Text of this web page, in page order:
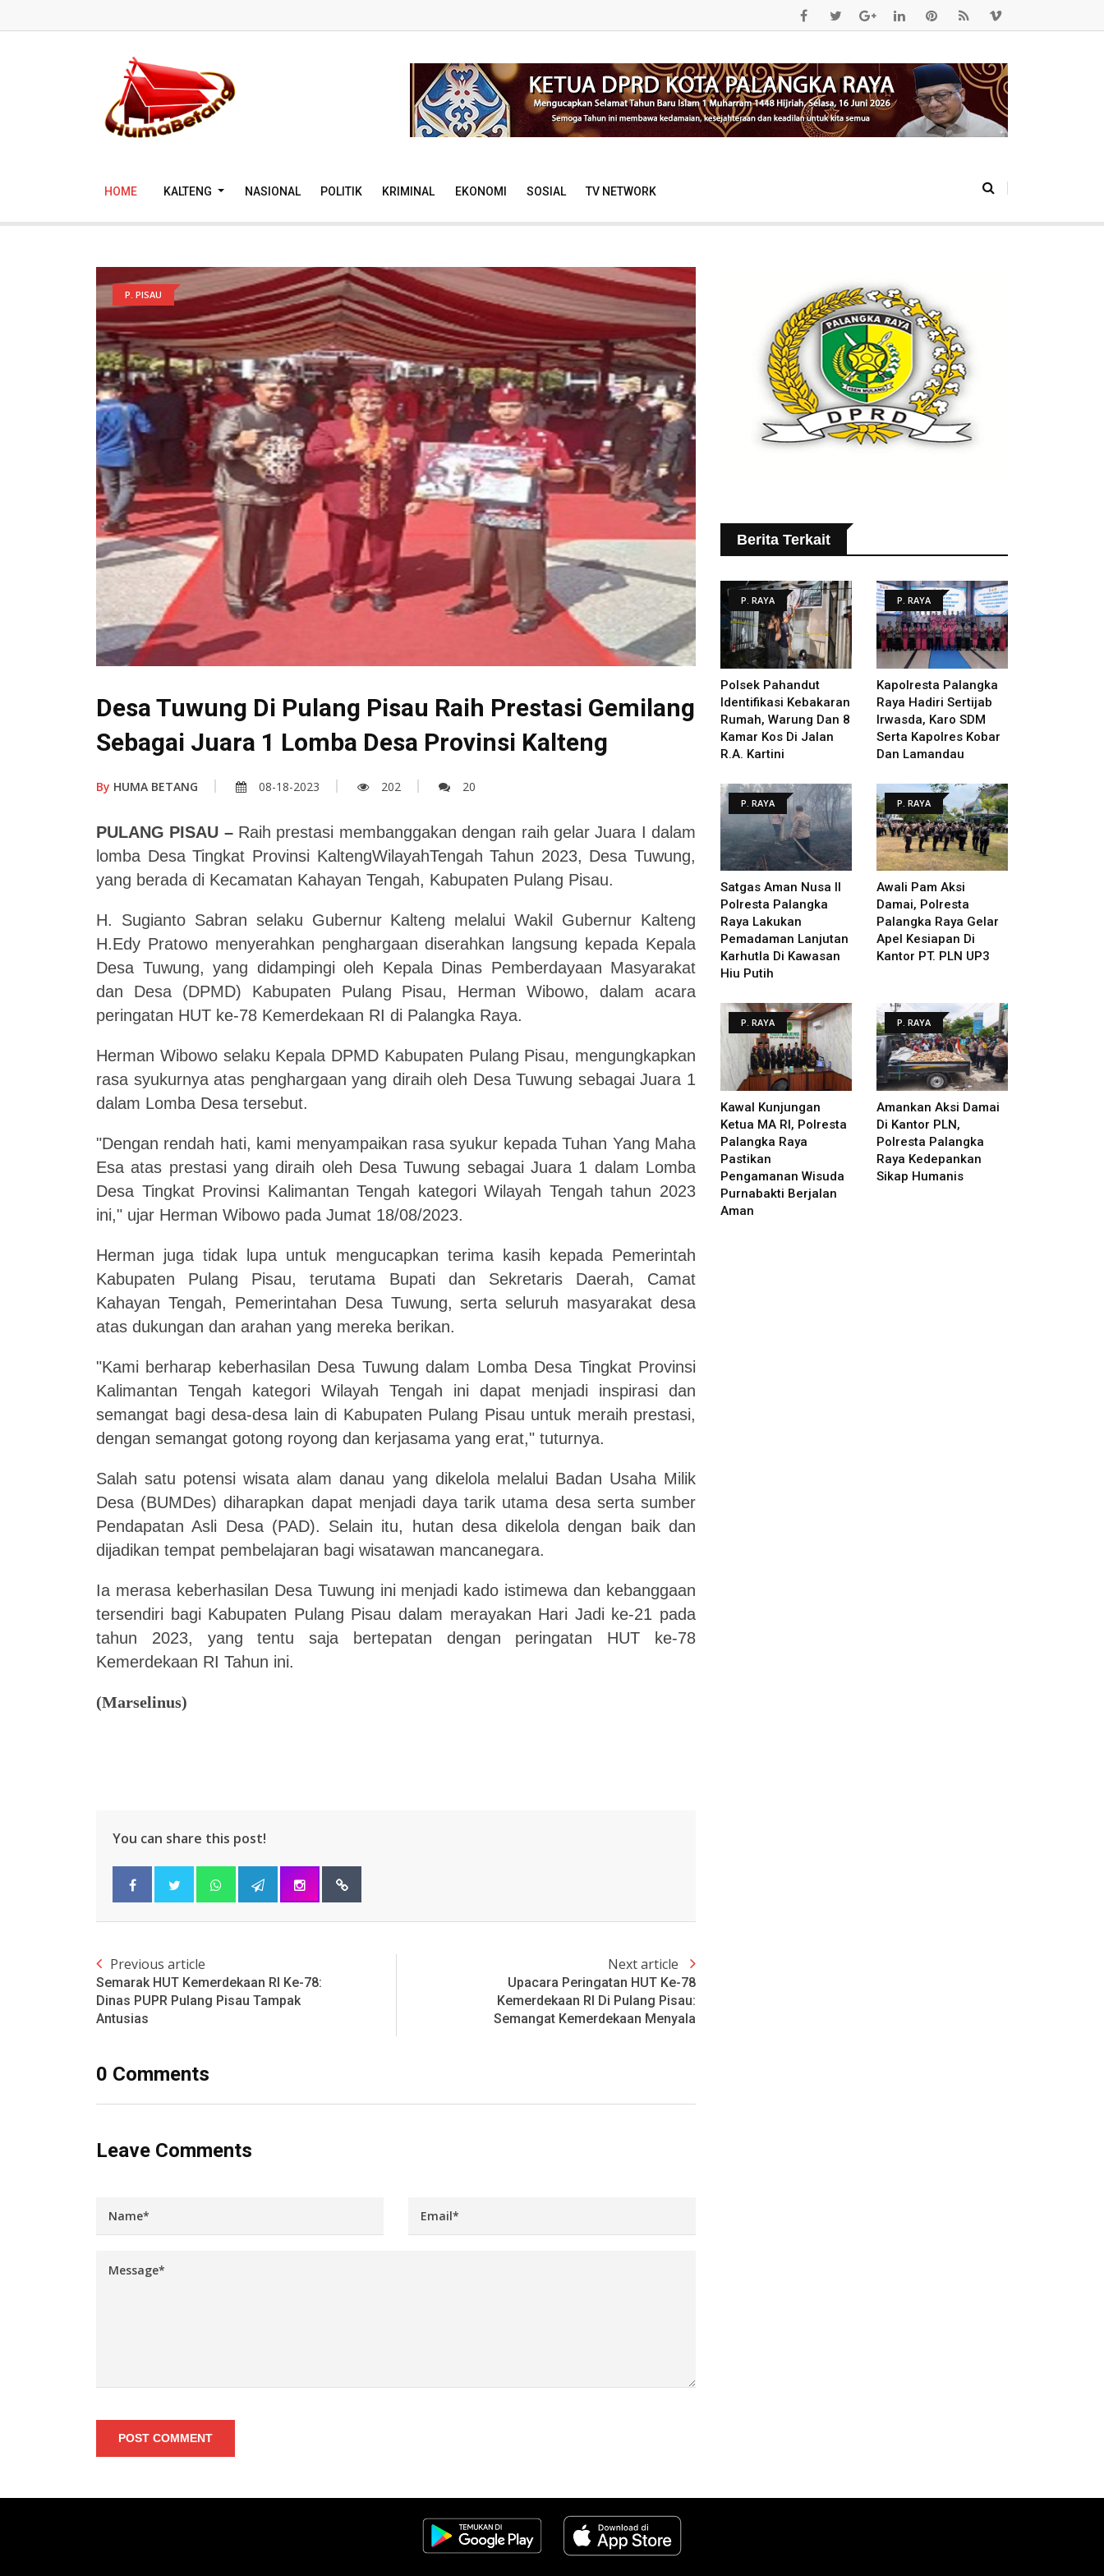
HOME KALTENG NASIONAL POLITIK KRIMINAL EKONOMI SOSIAL TV NETWORK
P. PISAU
Desa Tuwung Di Pulang Pisau Raih Prestasi Gemilang
Sebagai Juara 1 Lomba Desa Provinsi Kalteng
By HUMA BETANG 08-18-2023 202 20
PULANG PISAU –Raih prestasi membanggakan dengan raih gelar Juara I dalam
lomba Desa Tingkat Provinsi KaltengWilayahTengah Tahun 2023, Desa Tuwung,
yang berada di Kecamatan Kahayan Tengah, Kabupaten Pulang Pisau.
H. Sugianto Sabran selaku Gubernur Kalteng melalui Wakil Gubernur Kalteng
H.Edy Pratowo menyerahkan penghargaan diserahkan langsung kepada Kepala
Desa Tuwung, yang didampingi oleh Kepala Dinas Pemberdayaan Masyarakat
dan Desa (DPMD) Kabupaten Pulang Pisau, Herman Wibowo, dalam acara
peringatan HUT ke-78 Kemerdekaan RI di Palangka Raya.
Herman Wibowo selaku Kepala DPMD Kabupaten Pulang Pisau, mengungkapkan
rasa syukurnya atas penghargaan yang diraih oleh Desa Tuwung sebagai Juara 1
dalam Lomba Desa tersebut.
"Dengan rendah hati, kami menyampaikan rasa syukur kepada Tuhan Yang Maha
Esa atas prestasi yang diraih oleh Desa Tuwung sebagai Juara 1 dalam Lomba
Desa Tingkat Provinsi Kalimantan Tengah kategori Wilayah Tengah tahun 2023
ini," ujar Herman Wibowo pada Jumat 18/08/2023.
Herman juga tidak lupa untuk mengucapkan terima kasih kepada Pemerintah
Kabupaten Pulang Pisau, terutama Bupati dan Sekretaris Daerah, Camat
Kahayan Tengah, Pemerintahan Desa Tuwung, serta seluruh masyarakat desa
atas dukungan dan arahan yang mereka berikan.
"Kami berharap keberhasilan Desa Tuwung dalam Lomba Desa Tingkat Provinsi
Kalimantan Tengah kategori Wilayah Tengah ini dapat menjadi inspirasi dan
semangat bagi desa-desa lain di Kabupaten Pulang Pisau untuk meraih prestasi,
dengan semangat gotong royong dan kerjasama yang erat," tuturnya.
Salah satu potensi wisata alam danau yang dikelola melalui Badan Usaha Milik
Desa (BUMDes) diharapkan dapat menjadi daya tarik utama desa serta sumber
Pendapatan Asli Desa (PAD). Selain itu, hutan desa dikelola dengan baik dan
dijadikan tempat pembelajaran bagi wisatawan mancanegara.
Ia merasa keberhasilan Desa Tuwung ini menjadi kado istimewa dan kebanggaan
tersendiri bagi Kabupaten Pulang Pisau dalam merayakan Hari Jadi ke-21 pada
tahun 2023, yang tentu saja bertepatan dengan peringatan HUT ke-78
Kemerdekaan RI Tahun ini.
(Marselinus)
You can share this post!
Previous article
Semarak HUT Kemerdekaan RI Ke-78:
Dinas PUPR Pulang Pisau Tampak
Antusias
Next article
Upacara Peringatan HUT Ke-78
Kemerdekaan RI Di Pulang Pisau:
Semangat Kemerdekaan Menyala
0 Comments
Leave Comments
POST COMMENT
Berita Terkait
P. RAYA
Polsek Pahandut
Identifikasi Kebakaran
Rumah, Warung Dan 8
Kamar Kos Di Jalan
R.A. Kartini
P. RAYA
Kapolresta Palangka
Raya Hadiri Sertijab
Irwasda, Karo SDM
Serta Kapolres Kobar
Dan Lamandau
P. RAYA
Satgas Aman Nusa II
Polresta Palangka
Raya Lakukan
Pemadaman Lanjutan
Karhutla Di Kawasan
Hiu Putih
P. RAYA
Awali Pam Aksi
Damai, Polresta
Palangka Raya Gelar
Apel Kesiapan Di
Kantor PT. PLN UP3
P. RAYA
Kawal Kunjungan
Ketua MA RI, Polresta
Palangka Raya
Pastikan
Pengamanan Wisuda
Purnabakti Berjalan
Aman
P. RAYA
Amankan Aksi Damai
Di Kantor PLN,
Polresta Palangka
Raya Kedepankan
Sikap Humanis